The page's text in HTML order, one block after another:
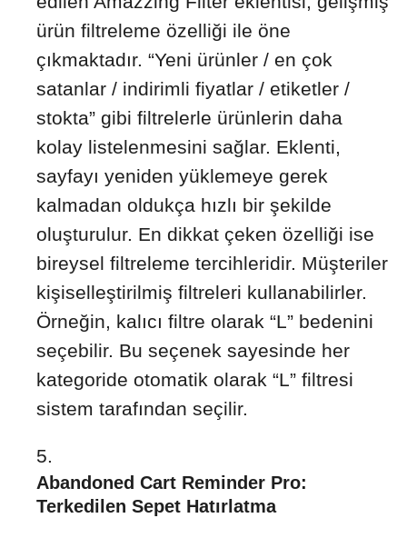
ürün filtreleme özelliği ile öne
çıkmaktadır. “Yeni ürünler / en çok
satanlar / indirimli fiyatlar / etiketler /
stokta” gibi filtrelerle ürünlerin daha
kolay listelenmesini sağlar. Eklenti,
sayfayı yeniden yüklemeye gerek
kalmadan oldukça hızlı bir şekilde
oluşturulur. En dikkat çeken özelliği ise
bireysel filtreleme tercihleridir. Müşteriler
kişiselleştirilmiş filtreleri kullanabilirler.
Örneğin, kalıcı filtre olarak “L” bedenini
seçebilir. Bu seçenek sayesinde her
kategoride otomatik olarak “L” filtresi
sistem tarafından seçilir.
Abandoned Cart Reminder Pro:
Terkedilen Sepet Hatırlatma